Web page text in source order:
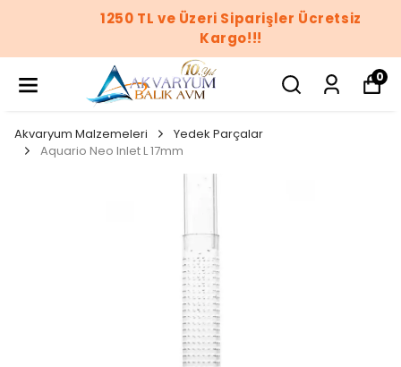
1250 TL ve Üzeri Siparişler Ücretsiz
Kargo!!!
0
Akvaryum Malzemeleri
Yedek Parçalar
Aquario Neo Inlet L 17mm